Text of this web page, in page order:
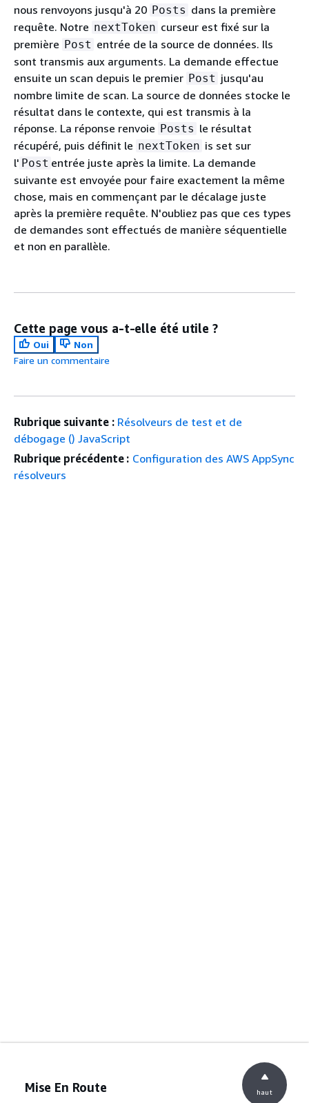
nous renvoyons jusqu'à 20 Posts dans la première
requête. Notre nextToken curseur est fixé sur la
première Post entrée de la source de données. Ils
sont transmis aux arguments. La demande effectue
ensuite un scan depuis le premier Post jusqu'au
nombre limite de scan. La source de données stocke le
résultat dans le contexte, qui est transmis à la
réponse. La réponse renvoie Posts le résultat
récupéré, puis définit le nextToken is set sur
l' Post entrée juste après la limite. La demande
suivante est envoyée pour faire exactement la même
chose, mais en commençant par le décalage juste
après la première requête. N'oubliez pas que ces types
de demandes sont effectués de manière séquentielle
et non en parallèle.
Cette page vous a-t-elle été utile ?
Oui
Non
Faire un commentaire
Rubrique suivante : Résolveurs de test et de
débogage () JavaScript
Rubrique précédente : Configuration des AWS AppSync
résolveurs
Mise En Route haut